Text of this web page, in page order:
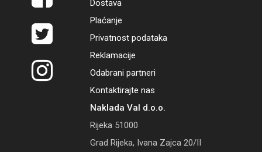
Dostava
Plaćanje
Privatnost podataka
Reklamacije
Odabrani partneri
Kontaktirajte nas
Naklada Val d.o.o.
Rijeka 51000
Grad Rijeka, Ivana Zajca 20/II